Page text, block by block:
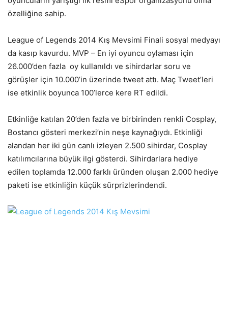
özelliğine sahip.
League of Legends 2014 Kış Mevsimi Finali sosyal medyayı
da kasıp kavurdu. MVP – En iyi oyuncu oylaması için
26.000’den fazla oy kullanıldı ve sihirdarlar soru ve
görüşler için 10.000’in üzerinde tweet attı. Maç Tweet’leri
ise etkinlik boyunca 100’lerce kere RT edildi.
Etkinliğe katılan 20’den fazla ve birbirinden renkli Cosplay,
Bostancı gösteri merkezi’nin neşe kaynağıydı. Etkinliği
alandan her iki gün canlı izleyen 2.500 sihirdar, Cosplay
katılımcılarına büyük ilgi gösterdi. Sihirdarlara hediye
edilen toplamda 12.000 farklı üründen oluşan 2.000 hediye
paketi ise etkinliğin küçük sürprizlerindendi.